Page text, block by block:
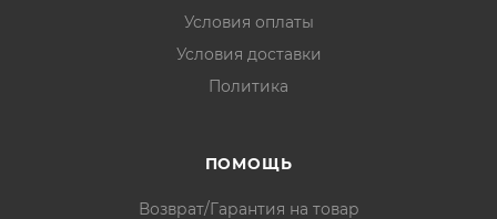
Условия оплаты
Условия доставки
Политика
ПОМОЩЬ
Возврат/Гарантия на товар